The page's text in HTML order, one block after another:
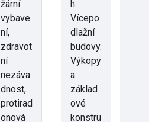
žární
vybave
ní,
zdravot
ní
nezáva
dnost,
protirad
onová
h.
Vícepo
dlažní
budovy.
Výkopy
a
základ
ové
konstru